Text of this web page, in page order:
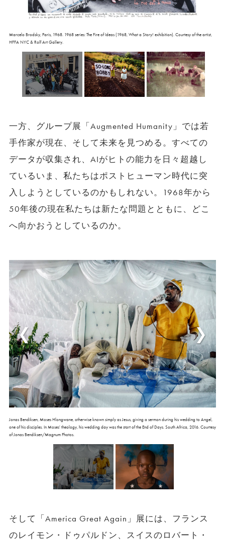
Marcelo Brodsky, Paris, 1968. 1968 series: The Fire of Ideas (1968, What a Story! exhibition). Courtesy of the artist,
HFFA NYC & Rolf Art Gallery.
一方、グループ展「Augmented Humanity」では若
手作家が現在、そして未来を見つめる。すべての
データが収集され、AIがヒトの能力を日々超越し
ているいま、私たちはポストヒューマン時代に突
入しようとしているのかもしれない。1968年から
50年後の現在私たちは新たな問題とともに、どこ
へ向かおうとしているのか。
Jonas Bendiksen, Moses Hlongwane, otherwise known simply as Jesus, giving a sermon during his wedding to Angel,
one of his disciples. In Moses' theology, his wedding day was the start of the End of Days. South Africa, 2016. Courtesy
of Jonas Bendiksen/Magnum Photos.
そして「America Great Again」展には、フランス
のレイモン・ドゥパルドン、スイスのロバート・